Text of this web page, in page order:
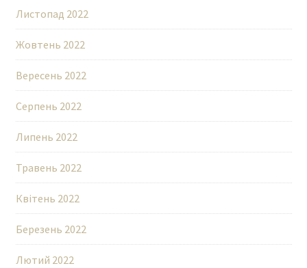
Листопад 2022
Жовтень 2022
Вересень 2022
Серпень 2022
Липень 2022
Травень 2022
Квітень 2022
Березень 2022
Лютий 2022